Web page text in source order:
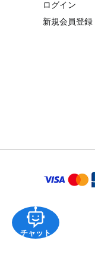
チャット
ログイン
新規会員登録